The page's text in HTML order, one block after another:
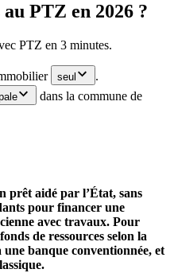
PTZ en 2026 ?
PTZ en 3 minutes.
seul
.
dans la commune de
prêt aidé par l’État, sans
pour financer une
avec travaux. Pour
de ressources selon la
banque conventionnée, et